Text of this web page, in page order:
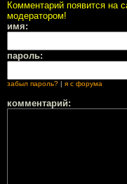
Комментарий появится на
модератором!
имя:
пароль:
забыл пароль? я с форума
комментарий: